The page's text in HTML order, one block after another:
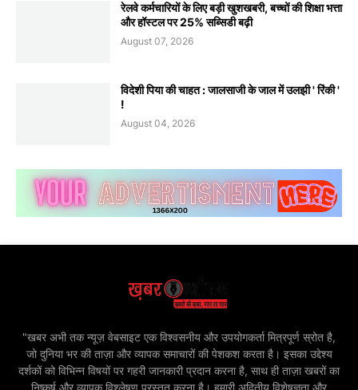
रेलवे कर्मचारियों के लिए बड़ी खुशखबरी, बच्चों की शिक्षा भत्ता
और हॉस्टल पर 25% सब्सिडी बढ़ी
August 07, 2026
विदेशी पिया की चाहत : जालसाजी के जाल में उलझी ' रिंकी '
!
August 04, 2026
"खबर अभी तक न्यूज़ वेबसाइट एक विश्वसनीय और उपयोगकर्ता मित्रपूर्ण स्रोत है,
जो दुनिया भर की ताज़ा और व्यापक समाचारों की पेशकश करता है। इसका उद्देश्य
दर्शकों को विभिन्न विषयों पर गहरी जानकारी प्रदान करना है, साथ ही ताज़ा खबरों का
निष्कर्ष और व्यापक विश्लेषण प्रस्तुत करना है। हमारी अद्वितीय विशेषज्ञता और